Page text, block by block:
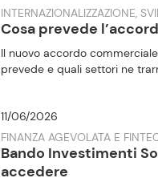
INTERNAZIONALIZZAZIONE,
Cosa prevede
Il nuovo accordo
prevede e quali settori ne
11/06/2026
FINANZA AGEVOLATA E
Bando Investimenti
accedere